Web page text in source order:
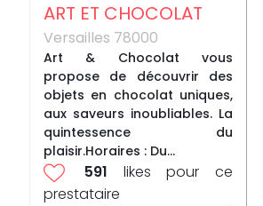
ART ET CHOCOLAT
Versailles 78000
Art & Chocolat vous
propose de découvrir des
objets en chocolat uniques,
aux saveurs inoubliables. La
quintessence du
plaisir.Horaires : Du...
591 likes pour ce
prestataire